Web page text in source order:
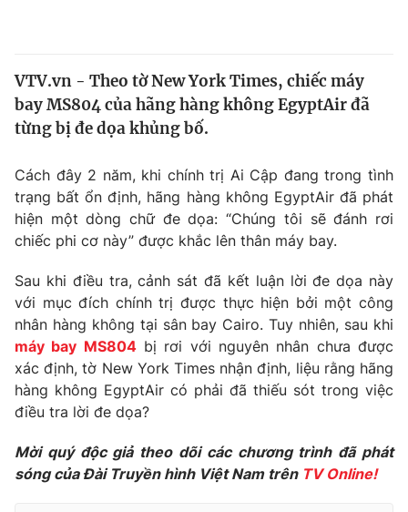
Y tế
Tin tức
Thế giới đó đây
Kinh tế
Tài chính
Thị trường
Góc doanh nghiệp
Dữ liệu và đời sống
Truyền hình
Phim VTV
Hậu trường
Nhân vật
Khán giả
Giải trí
Điện ảnh
Sao
Đời sống
Du lịch
Làm đẹp
Giáo dục
Giáo dục
VTV.vn - Theo tờ New York Times, chiếc máy
bay MS804 của hãng hàng không EgyptAir đã
từng bị đe dọa khủng bố.
Cách đây 2 năm, khi chính trị Ai Cập đang trong tình
trạng bất ổn định, hãng hàng không EgyptAir đã phát
hiện một dòng chữ đe dọa: “Chúng tôi sẽ đánh rơi
chiếc phi cơ này” được khắc lên thân máy bay.
Sau khi điều tra, cảnh sát đã kết luận lời đe dọa này
với mục đích chính trị được thực hiện bởi một công
nhân hàng không tại sân bay Cairo. Tuy nhiên, sau khi
máy bay MS804bị rơi với nguyên nhân chưa được
xác định, tờ New York Times nhận định, liệu rằng hãng
hàng không EgyptAir có phải đã thiếu sót trong việc
điều tra lời đe dọa?
Mời quý độc giả theo dõi các chương trình đã phát
sóng của Đài Truyền hình Việt Nam trên TV Online!